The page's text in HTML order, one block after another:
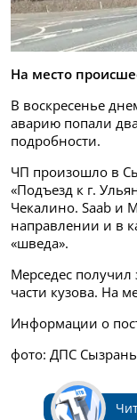
На место
В воскресенье
аварию попали
подробности.
ЧП произошло в
«Подъезд к г.
Чекалино. Saab и
направлении и в
«шведа».
Мерседес
части кузова. На
Информации о
фото: ДПС Сызрань